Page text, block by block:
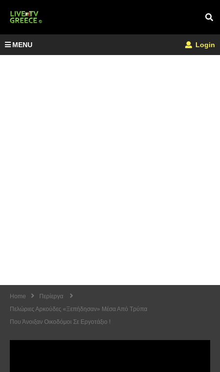
MENU Login
Home
Περίεργα
Πελώριες Αρκούδες «Ξεπήδησαν» Μέσα Από Τρύπα
Που Άνοιξαν Οικοδόμοι Σε Εργοτάξιο !